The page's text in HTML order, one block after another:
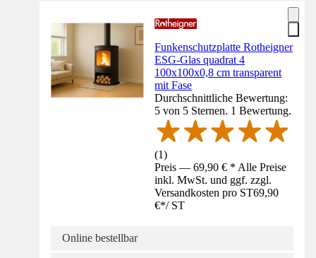
Funkenschutzplatte Rotheigner
ESG-Glas quadrat 4
100x100x0,8 cm transparent
mit Fase
Durchschnittliche Bewertung:
5 von 5 Sternen. 1 Bewertung.
(1)
Preis — 69,90 € * Alle Preise
inkl. MwSt. und ggf. zzgl.
Versandkosten pro ST69,90
€*/ ST
Online bestellbar